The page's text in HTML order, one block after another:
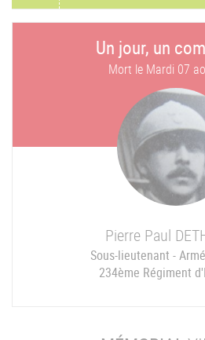
Un jour, un
Mort le Mardi 07
Pierre Paul
Sous-lieutenant -
234ème Régiment